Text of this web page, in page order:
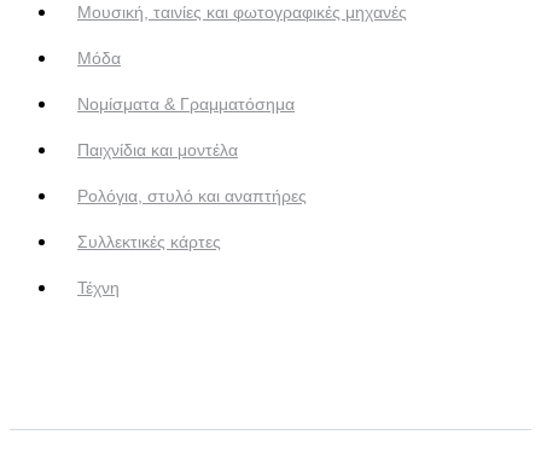
Μουσική, ταινίες και φωτογραφικές μηχανές
Μόδα
Νομίσματα & Γραμματόσημα
Παιχνίδια και μοντέλα
Ρολόγια, στυλό και αναπτήρες
Συλλεκτικές κάρτες
Τέχνη